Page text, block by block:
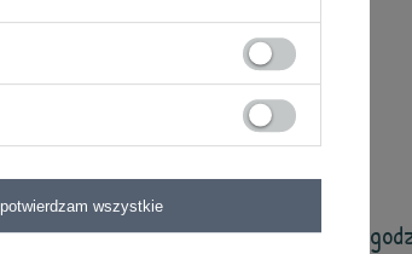
delikatnym programie.
zamówień wysyłamy w ciągu 48
potwierdzam wszystkie